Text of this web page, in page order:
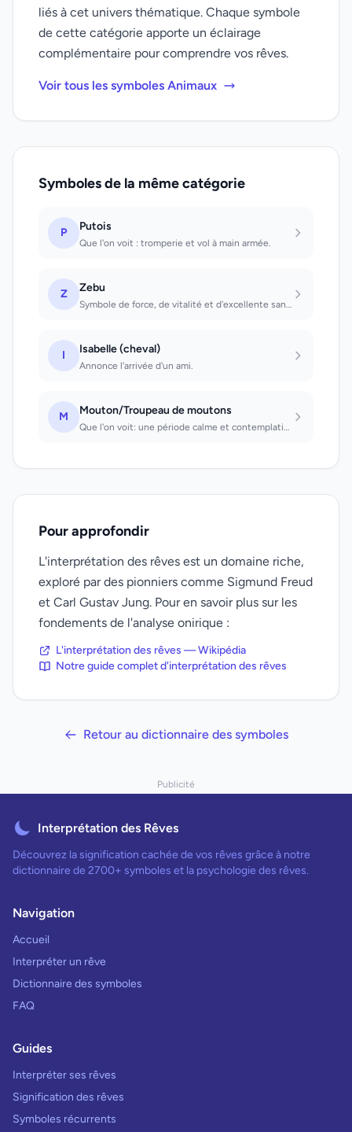
liés à cet univers thématique. Chaque symbole
de cette catégorie apporte un éclairage
complémentaire pour comprendre vos rêves.
Voir tous les symboles Animaux
Symboles de la même catégorie
P Putois
Que l'on voit : tromperie et vol à main armée.
Z Zebu
Symbole de force, de vitalité et d'excellente santé ZELE;N'en faites pas trop, c...
I Isabelle (cheval)
Annonce l'arrivée d'un ami.
M Mouton/Troupeau de moutons
Que l'on voit: une période calme et contemplative.
Pour approfondir
L'interprétation des rêves est un domaine riche,
exploré par des pionniers comme Sigmund Freud
et Carl Gustav Jung. Pour en savoir plus sur les
fondements de l'analyse onirique :
L'interprétation des rêves — Wikipédia
Notre guide complet d'interprétation des rêves
Retour au dictionnaire des symboles
Publicité
Interprétation des Rêves
Découvrez la signification cachée de vos rêves grâce à notre
dictionnaire de 2700+ symboles et la psychologie des rêves.
Navigation
Accueil
Interpréter un rêve
Dictionnaire des symboles
FAQ
Guides
Interpréter ses rêves
Signification des rêves
Symboles récurrents